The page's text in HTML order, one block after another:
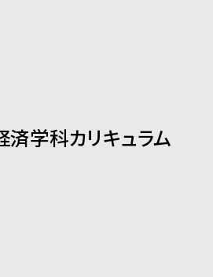
学科カリキュラム